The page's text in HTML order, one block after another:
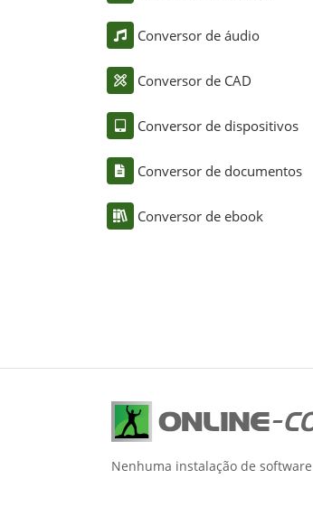
Conversor de áudio
Conversor de CAD
Conversor de dispositivos
Conversor de documentos
Conversor de ebook
Nenhuma instalação de